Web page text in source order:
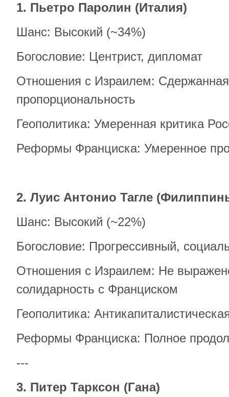
1. Пьетро Паролин (Италия)
Шанс: Высокий (~34%)
Богословие: Центрист, дипломат
Отношения с Израилем: Сдержанная
пропорциональность
Геополитика: Умеренная критика
Реформы Франциска: Умеренное
2. Луис Антонио Тагле
Шанс: Высокий (~22%)
Богословие: Прогрессивный,
Отношения с Израилем: Не
солидарность с Франциском
Геополитика:
Реформы Франциска: Полное
---
3. Питер Тарксон (Гана)